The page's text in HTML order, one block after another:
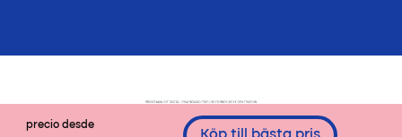
precio desde